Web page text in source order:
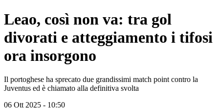
Leao, così non va: tra gol
divorati e atteggiamento i tifosi
ora insorgono
Il portoghese ha sprecato due grandissimi match point contro la
Juventus ed è chiamato alla definitiva svolta
06 Ott 2025 - 10:50